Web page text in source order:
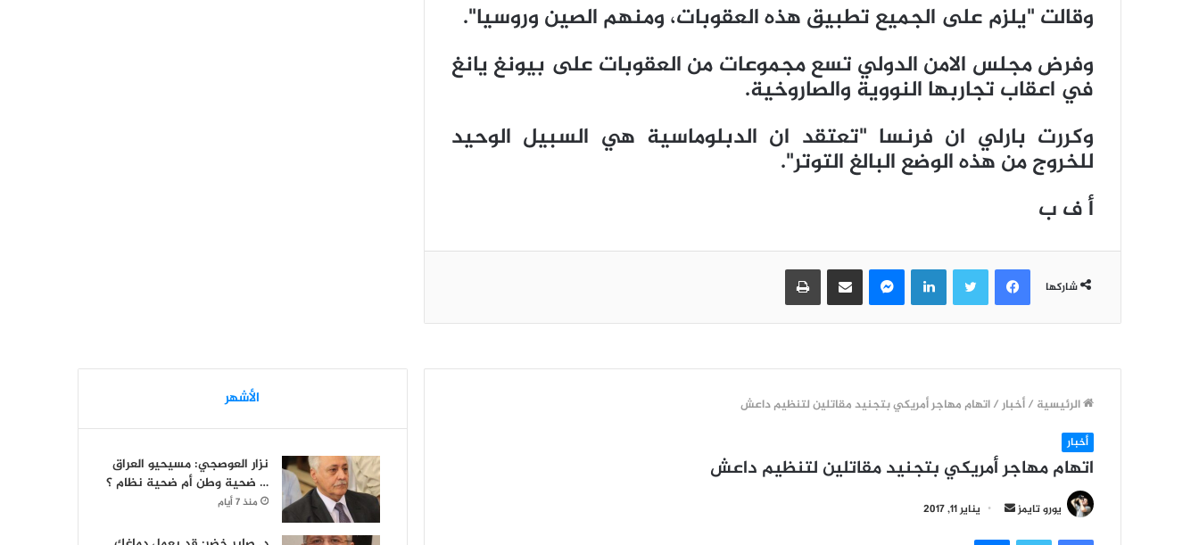
وقالت "يلزم على الجميع تطبيق هذه العقوبات، ومنهم الصين وروسيا".
وفرض مجلس الامن الدولي تسع مجموعات من العقوبات على بيونغ يانغ
في اعقاب تجاربها النووية والصاروخية.
وكررت بارلي ان فرنسا "تعتقد ان الدبلوماسية هي السبيل الوحيد
للخروج من هذه الوضع البالغ التوتر".
أ ف ب
شاركها
فيسبوك لينكدإن مشاركة عبر البريد